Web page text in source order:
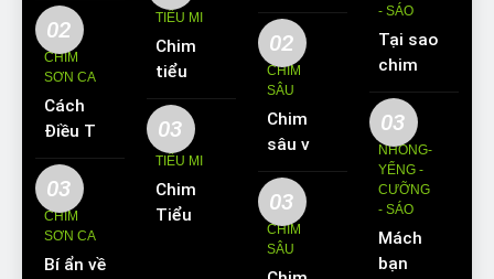
02
CHIM
SƠN CA
Cách
Điều Trị
Hiệu
Quả
Các
Bệnh
Thường
03
CHIM
SƠN CA
Bí ẩn về
TIỂU MI
Chim
tiểu mi
ăn gì?
Kinh
nghiệm
chim
tiểu mi
03
TIỂU MI
Chim
Tiểu Mi
02
CHIM
SÂU
Chim
sâu và
những
thông
tin cơ
bản về
loài
03
CHIM
SÂU
- SÁO
Tại sao
chim
Sáo lại
được
yêu
thích
nuôi
làm thú
cưng?
03
NHỒNG-
YỂNG -
CƯỠNG
- SÁO
Mách
bạn